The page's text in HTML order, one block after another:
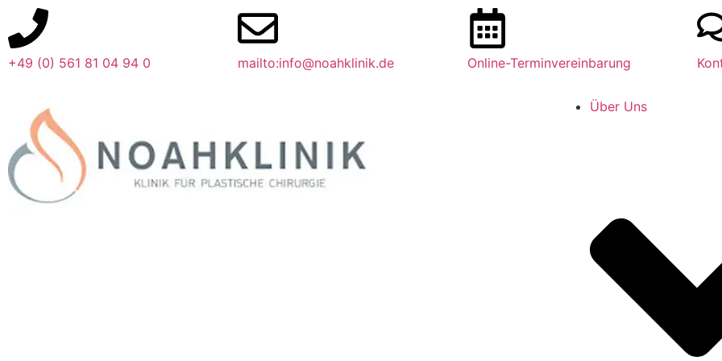
springen
+49 (0) 561 81 04 94 0 mailto:info@noahklinik.de Online-Terminvereinbarung
Über Uns